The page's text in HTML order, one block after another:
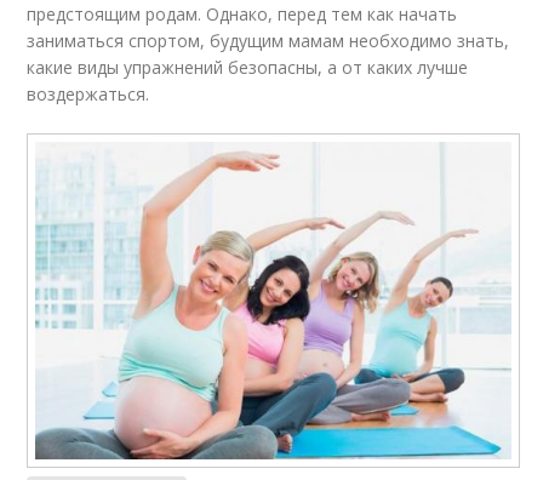
предстоящим родам. Однако, перед тем как начать
заниматься спортом, будущим мамам необходимо знать,
какие виды упражнений безопасны, а от каких лучше
воздержаться.